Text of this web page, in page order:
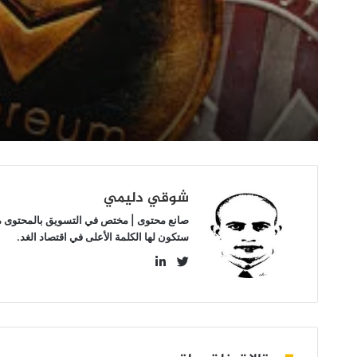
مستوى
2000
دولار
شوقي دليمي
صانع محتوى | مختص في التسويق بالمحتوى
ستكون لها الكلمة الأعلى في اقتصاد الغد.